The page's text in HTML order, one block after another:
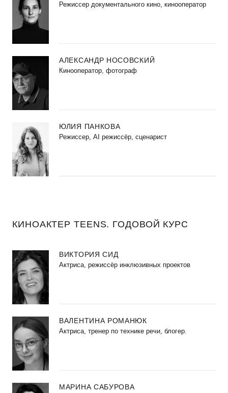
Режиссер документального кино, кинооператор
АЛЕКСАНДР НОСОВСКИЙ
Кинооператор, фотограф
ЮЛИЯ ПАНКОВА
Режиссер, AI режиссёр, сценарист
КИНОАКТЕР TEENS. ГОДОВОЙ КУРС
ВИКТОРИЯ СИД
Актриса, режиссёр инклюзивных проектов
ВАЛЕНТИНА РОМАНЮК
Актриса, тренер по технике речи, блогер.
МАРИНА САБУРОВА